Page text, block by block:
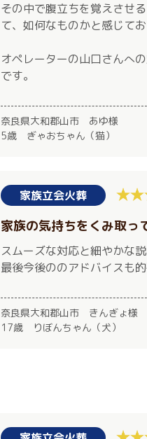
その中で腹立ちを覚えさせ
て、如何なものかと感じてお
オペレーターの山口さんへ
です。
奈良県大和郡山市 あゆ様
5歳 ぎゃおちゃん（猫）
家族立会火葬
家族の気持ちをくみ取っ
スムーズな対応と細やかな
最後今後ののアドバイスも
奈良県大和郡山市 きんぎょ様
17歳 りぼんちゃん（犬）